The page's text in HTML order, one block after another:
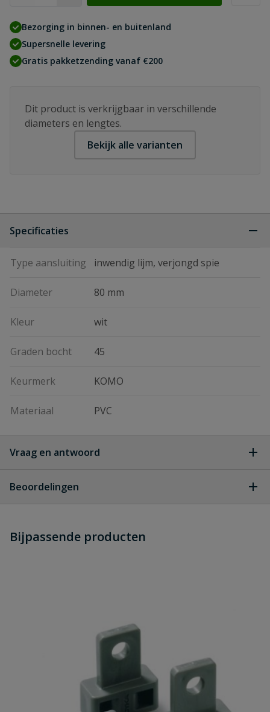
Bezorging in binnen- en buitenland
Supersnelle levering
Gratis pakketzending vanaf €200
Dit product is verkrijgbaar in verschillende
diameters en lengtes.
Bekijk alle varianten
Specificaties
Type aansluiting inwendig lijm, verjongd spie
Diameter 80 mm
Kleur wit
Graden bocht 45
Keurmerk KOMO
Materiaal PVC
Vraag en antwoord
dit product?
Beoordelingen
Schrijf zelf een beoordeling
Bijpassende producten